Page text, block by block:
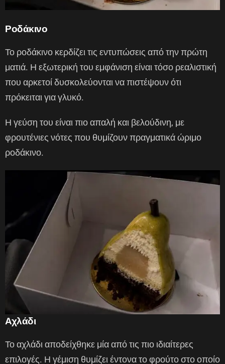
Ροδάκινο
Το ροδάκινο κερδίζει τις εντυπώσεις από την πρώτη
ματιά. Η εξωτερική του εμφάνιση είναι τόσο ρεαλιστική
που αρκετοί δυσκολεύονται να πιστέψουν ότι
πρόκειται για γλυκό.
Η γεύση του είναι πιο απαλή και βελούδινη, με
φρουτένιες νότες που θυμίζουν πραγματικά ώριμο
ροδάκινο.
Αχλάδι
Το αχλάδι αποδείχθηκε μία από τις πιο ιδιαίτερες
επιλογές. Η γέμιση θυμίζει έντονα το φρούτο στο οποίο